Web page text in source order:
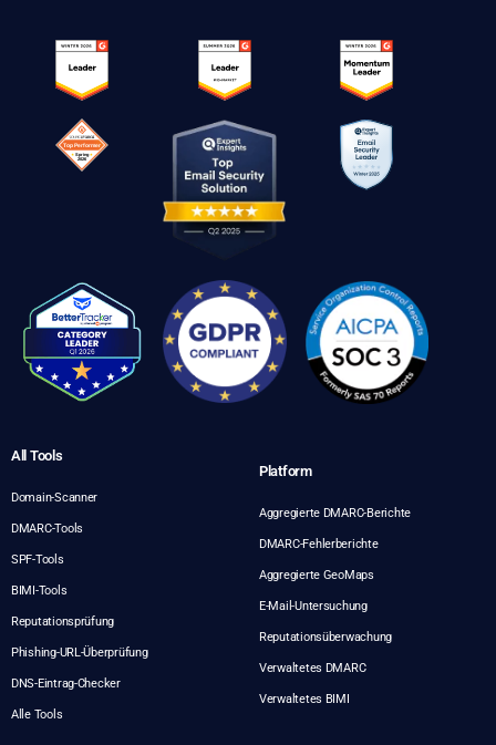
All Tools
Domain-Scanner
DMARC-Tools
SPF-Tools
BIMI-Tools
Reputationsprüfung
Phishing-URL-Überprüfung
DNS-Eintrag-Checker
Alle Tools
Platform
Aggregierte DMARC-Berichte
DMARC-Fehlerberichte
Aggregierte GeoMaps
E-Mail-Untersuchung
Reputationsüberwachung
Verwaltetes DMARC
Verwaltetes BIMI